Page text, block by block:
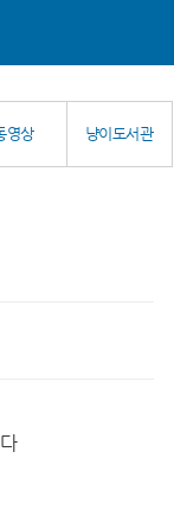
영상 냥이도서관